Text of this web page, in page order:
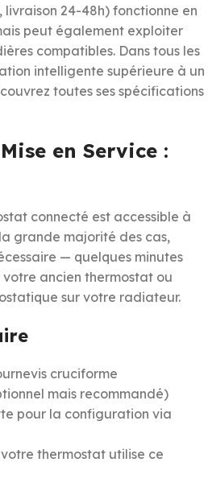
livraison 24-48h) fonctionne en
peut également exploiter
compatibles. Dans tous les
intelligente supérieure à un
toutes ses spécifications
en Service :
connecté est accessible à
grande majorité des cas,
— quelques minutes
ancien thermostat ou
sur votre radiateur.
cruciforme
mais recommandé)
pour la configuration via
thermostat utilise ce